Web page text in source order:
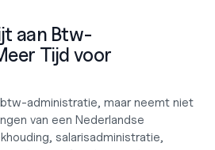
aan Btw-
Tijd voor
administratie, maar neemt niet
van een Nederlandse
salarisadministratie,